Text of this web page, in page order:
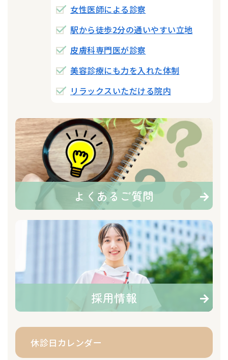
女性医師による診察
駅から徒歩2分の通いやすい立地
皮膚科専門医が診察
美容診療にも力を入れた体制
リラックスいただける院内
よくあるご質問
採用情報
休診日カレンダー